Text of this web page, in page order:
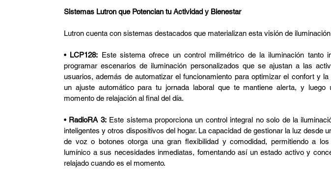
Sistemas Lutron que Potencian tu Actividad y Bienestar
Lutron cuenta con sistemas destacados que materializan esta visión de
• LCP128: Este sistema ofrece un control milimétrico de la iluminación tanto
programar escenarios de iluminación personalizados que se ajustan a las
usuarios, además de automatizar el funcionamiento para optimizar el confort y
un ajuste automático para tu jornada laboral que te mantiene alerta, y luego
momento de relajación al final del día.
• RadioRA 3: Este sistema proporciona un control integral no solo de la
inteligentes y otros dispositivos del hogar. La capacidad de gestionar la luz desde
de voz o botones otorga una gran flexibilidad y comodidad, permitiendo a
lumínico a sus necesidades inmediatas, fomentando así un estado activo y
relajado cuando es el momento.